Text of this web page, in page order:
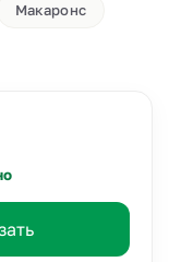
Макаронс